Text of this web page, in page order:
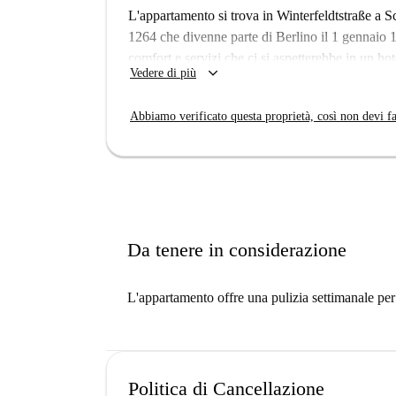
L'appartamento si trova in Winterfeldtstraße a
1264 che divenne parte di Berlino il 1 gennaio
comfort e servizi che ci si aspetterebbe in un
esterno con posti a sedere e telecamere di
Appartamento arredato con 2 camere da letto
Vedere di più keyboard_arrow_down
Abbiamo verificato questa proprietà, così non devi
Da tenere in considerazione
L'appartamento offre una pulizia settimanale
Politica di Cancellazione